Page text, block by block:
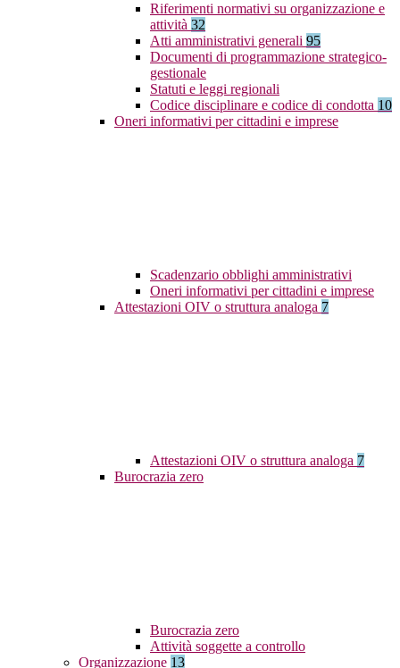
Riferimenti normativi su organizzazione e
attività 32
Atti amministrativi generali 95
Documenti di programmazione strategico-
gestionale
Statuti e leggi regionali
Codice disciplinare e codice di condotta 10
Oneri informativi per cittadini e imprese
Scadenzario obblighi amministrativi
Oneri informativi per cittadini e imprese
Attestazioni OIV o struttura analoga 7
Attestazioni OIV o struttura analoga 7
Burocrazia zero
Burocrazia zero
Attività soggette a controllo
Organizzazione 13